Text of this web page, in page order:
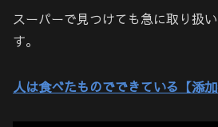
スーパーで見つけても急に取り扱
す。
人は食べたものでできている【添加